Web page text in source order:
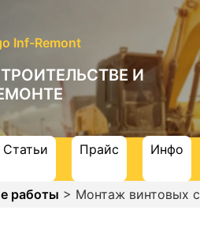
И
Статьи Прайс Инфо
работы > Монтаж винтовых